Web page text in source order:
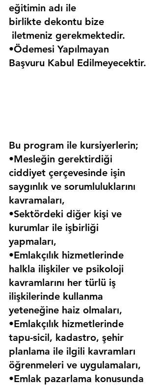
eğitimin adı ile
birlikte dekontu bize
iletmeniz gerekmektedir.
•Ödemesi Yapılmayan
Başvuru Kabul Edilmeyecektir.
Bu program ile kursiyerlerin;
•Mesleğin gerektirdiği
ciddiyet çerçevesinde işin
saygınlık ve sorumluluklarını
kavramaları,
•Sektördeki diğer kişi ve
kurumlar ile işbirliği
yapmaları,
•Emlakçılık hizmetlerinde
halkla ilişkiler ve psikoloji
kavramlarını her türlü iş
ilişkilerinde kullanma
yeteneğine haiz olmaları,
•Emlakçılık hizmetlerinde
tapu-sicil, kadastro, şehir
planlama ile ilgili kavramları
öğrenmeleri ve uygulamaları,
•Emlak pazarlama konusunda